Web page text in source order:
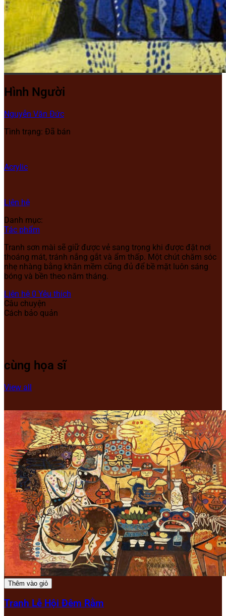
Hình Người
Nguyễn Văn Đức
Tình trạng: Đã bán
Acrylic
Liên hệ
Danh mục:
Tác phẩm
Tranh sơn mài sẽ giữ được vẻ sang trọng khi được đặt nơi
thoáng mát, tránh nắng gắt và ẩm thấp. Một chút chăm sóc
nhẹ nhàng bằng khăn mềm cũng đủ để bề mặt luôn sáng
bóng và bền theo năm tháng.
Liên hệ 0 Yêu thích
Câu chuyện
Cách bảo quản
cùng họa sĩ
View all
Thêm vào giỏ
Tranh Lễ Hội Đêm Rằm